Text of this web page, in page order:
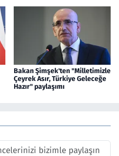
Bakan Şimşek'ten "Milletimizle
Çeyrek Asır, Türkiye Geleceğe
Hazır" paylaşımı